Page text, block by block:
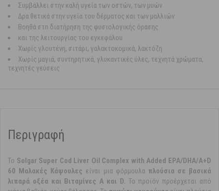
Συμβάλλει στην καλή υγεία των οστών, των μυών
Δρα θετικά στην υγεία του δέρματος και των μαλλιών
Βοηθά στn διατήρηση της φυσιολογικής όρασης
και της λειτουργίας του εγκεφάλου
Χωρίς γλουτένη, σιτάρι, γαλακτοκομικά, λακτόζη
Χωρίς μαγιά, συντηρητικά, γλυκαντικές ύλες, τεχνητά χρώματα,
τεχνητές γεύσεις
Περιγραφή
Το Solgar Super Cod Liver Oil Complex with Added EPA/DHA/A+D
60 Μαλακές Κάψουλες είναι μια φόρμουλα πλούσια σε βασικά
λιπαρά οξέα και Βιταμίνες Α και D. To προϊόν προέρχεται από